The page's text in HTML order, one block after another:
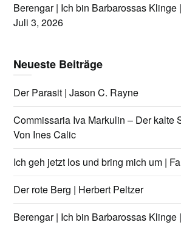
Berengar | Ich bin Barbarossas
Juli 3, 2026
Neueste Beiträge
Der Parasit | Jason C. Rayne
Commissaria Iva Markulin – Der kalte
Von Ines Calic
Ich geh jetzt los und bring mich um |
Der rote Berg | Herbert Peltzer
Berengar | Ich bin Barbarossas